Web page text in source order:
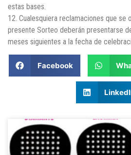
estas bases.
12. Cualesquiera reclamaciones que se
presente Sorteo deberán presentarse
meses siguientes a la fecha de
Facebook